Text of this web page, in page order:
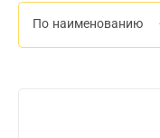
По наименованию